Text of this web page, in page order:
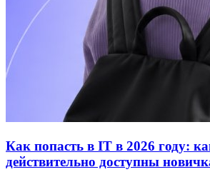
Как попасть в IT в 2026 году:
действительно доступны